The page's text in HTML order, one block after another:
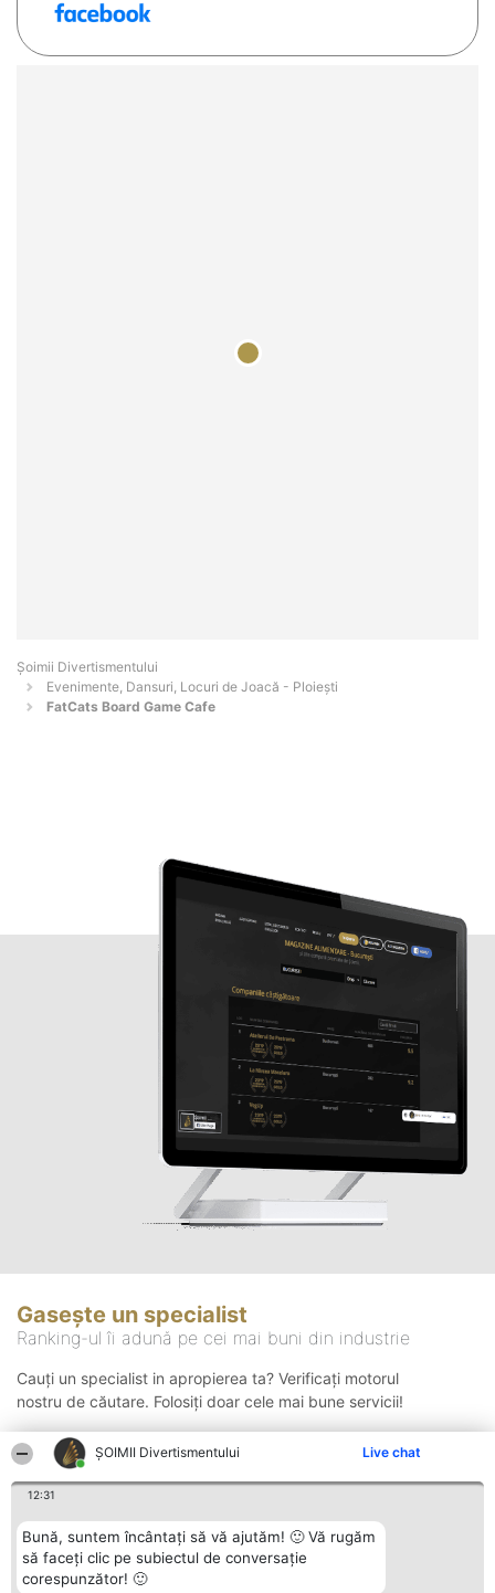
ŞOIMII Divertismentului Live chat
12:31
Bună, suntem încântați să vă ajutăm! 🙂 Vă rugăm
să faceți clic pe subiectul de conversație
corespunzător! 🙂
Şoimii Divertismentului
Evenimente, Dansuri, Locuri de Joacă - Ploieşti
FatCats Board Game Cafe
Gasește un specialist
Ranking-ul îi adună pe cei mai buni din industrie
Cauți un specialist in apropierea ta? Verificați motorul
nostru de căutare. Folosiți doar cele mai bune servicii!